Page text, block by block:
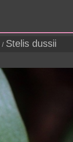
/ Stelis dussii